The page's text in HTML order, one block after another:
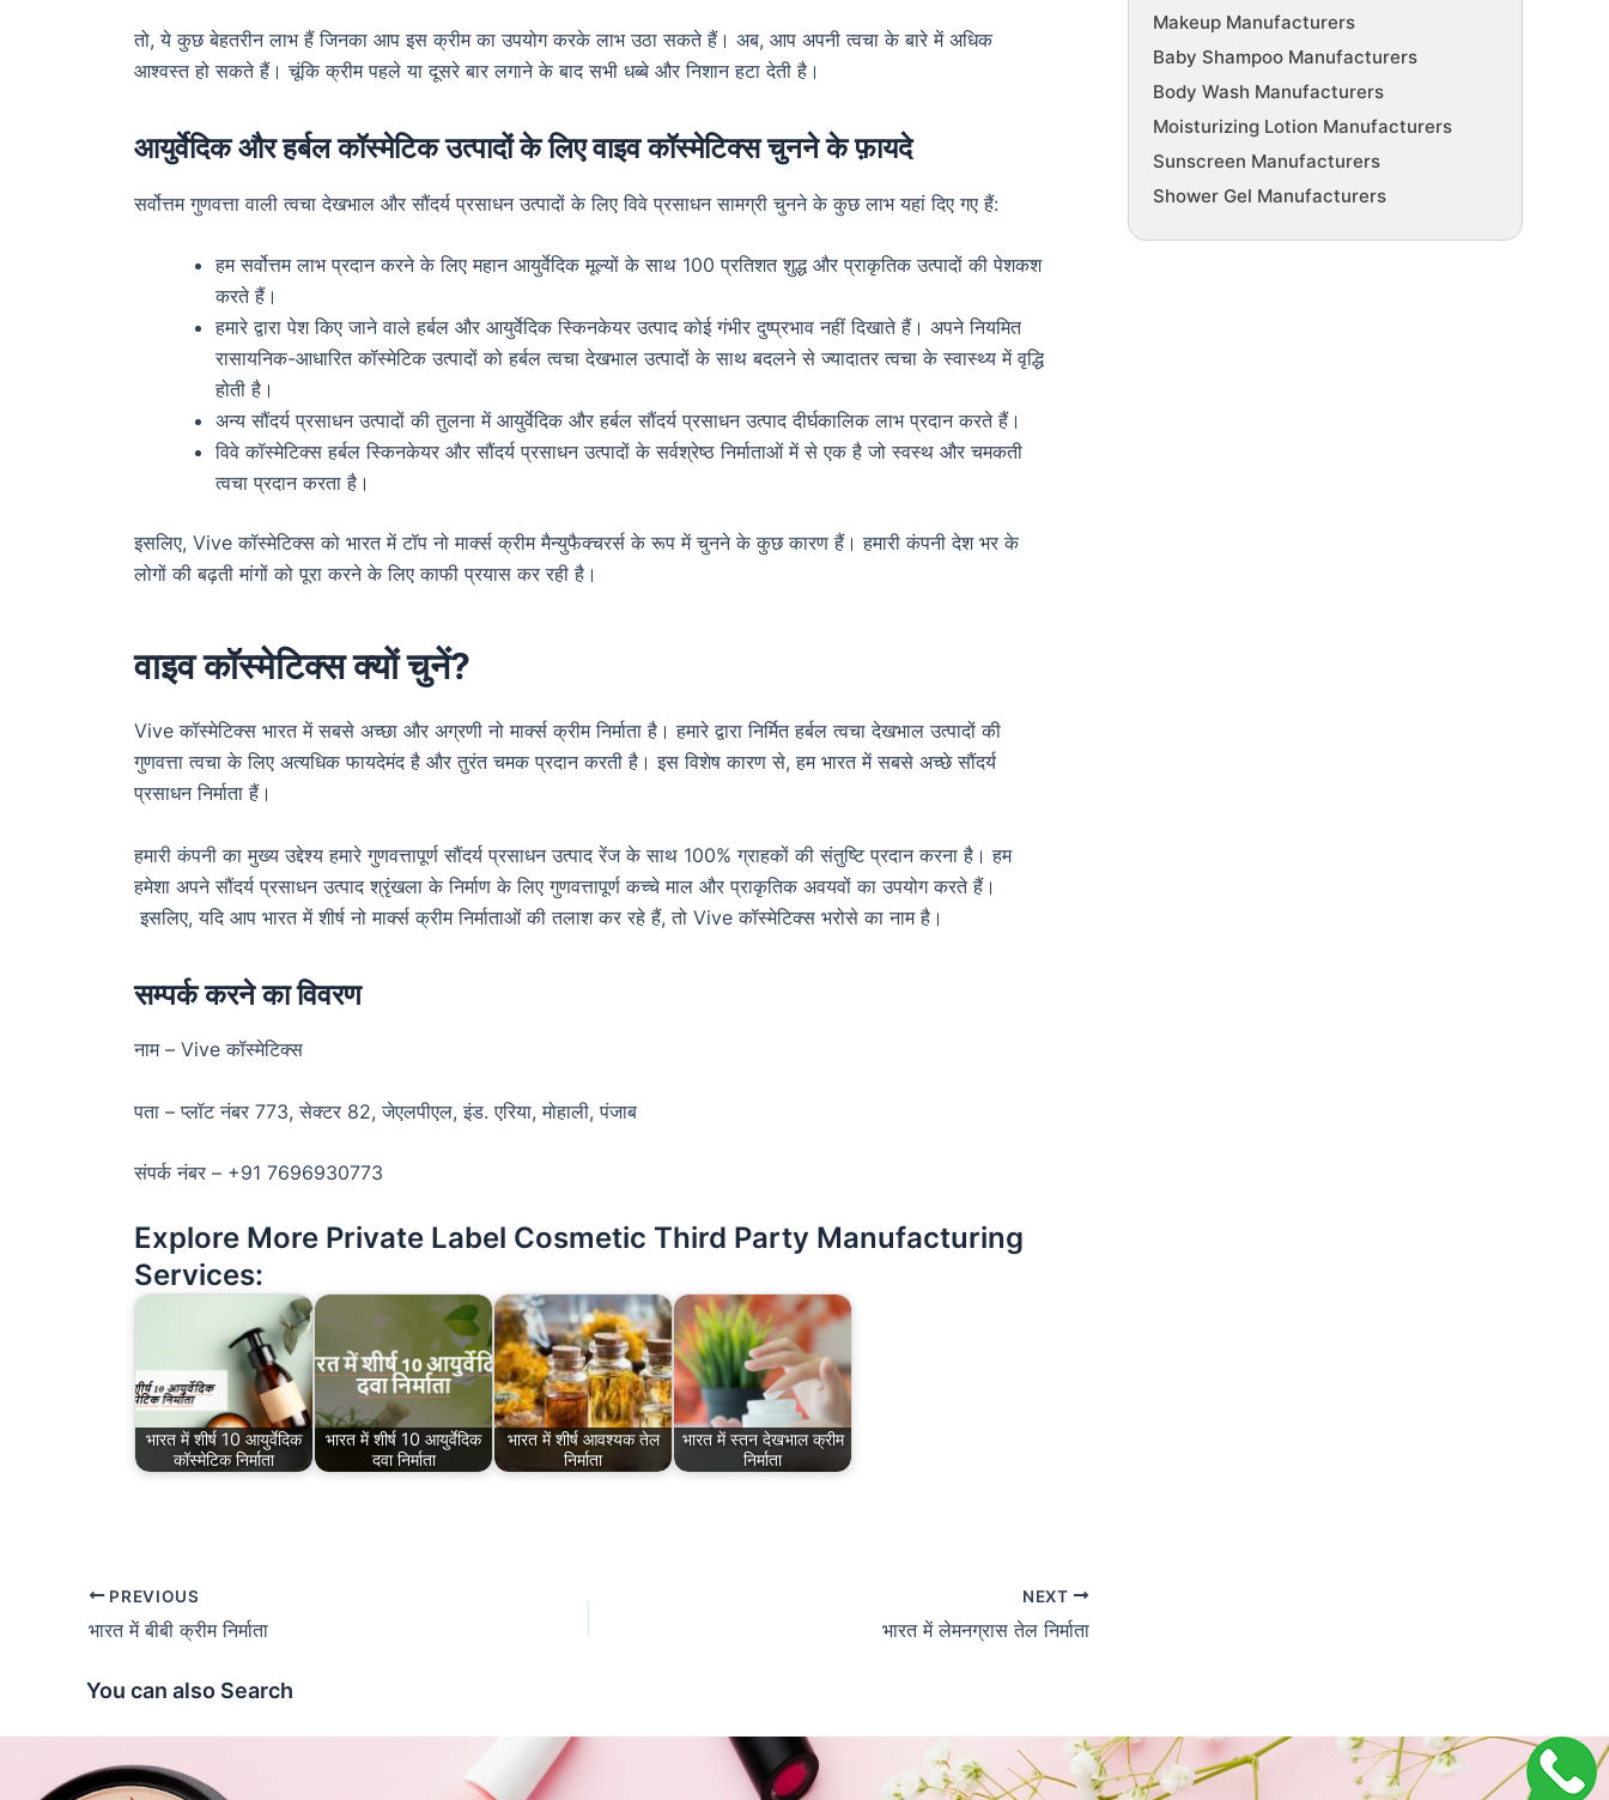
तो, ये कुछ बेहतरीन लाभ हैं जिनका आप इस क्रीम का उपयोग करके लाभ उठा सकते हैं। अब, आप अपनी त्वचा के बारे में अधिक
आश्वस्त हो सकते हैं। चूंकि क्रीम पहले या दूसरे बार लगाने के बाद सभी धब्बे और निशान हटा देती है।
आयुर्वेदिक और हर्बल कॉस्मेटिक उत्पादों के लिए वाइव कॉस्मेटिक्स चुनने के फ़ायदे
सर्वोत्तम गुणवत्ता वाली त्वचा देखभाल और सौंदर्य प्रसाधन उत्पादों के लिए विवे प्रसाधन सामग्री चुनने के कुछ लाभ यहां दिए गए हैं:
हम सर्वोत्तम लाभ प्रदान करने के लिए महान आयुर्वेदिक मूल्यों के साथ 100 प्रतिशत शुद्ध और प्राकृतिक उत्पादों की पेशकश
करते हैं।
हमारे द्वारा पेश किए जाने वाले हर्बल और आयुर्वेदिक स्किनकेयर उत्पाद कोई गंभीर दुष्प्रभाव नहीं दिखाते हैं। अपने नियमित
रासायनिक-आधारित कॉस्मेटिक उत्पादों को हर्बल त्वचा देखभाल उत्पादों के साथ बदलने से ज्यादातर त्वचा के स्वास्थ्य में वृद्धि
होती है।
अन्य सौंदर्य प्रसाधन उत्पादों की तुलना में आयुर्वेदिक और हर्बल सौंदर्य प्रसाधन उत्पाद दीर्घकालिक लाभ प्रदान करते हैं।
विवे कॉस्मेटिक्स हर्बल स्किनकेयर और सौंदर्य प्रसाधन उत्पादों के सर्वश्रेष्ठ निर्माताओं में से एक है जो स्वस्थ और चमकती
त्वचा प्रदान करता है।
इसलिए, Vive कॉस्मेटिक्स को भारत में टॉप नो मार्क्स क्रीम मैन्युफैक्चरर्स के रूप में चुनने के कुछ कारण हैं। हमारी कंपनी देश भर के
लोगों की बढ़ती मांगों को पूरा करने के लिए काफी प्रयास कर रही है।
वाइव कॉस्मेटिक्स क्यों चुनें?
Vive कॉस्मेटिक्स भारत में सबसे अच्छा और अग्रणी नो मार्क्स क्रीम निर्माता है। हमारे द्वारा निर्मित हर्बल त्वचा देखभाल उत्पादों की
गुणवत्ता त्वचा के लिए अत्यधिक फायदेमंद है और तुरंत चमक प्रदान करती है। इस विशेष कारण से, हम भारत में सबसे अच्छे सौंदर्य
प्रसाधन निर्माता हैं।
हमारी कंपनी का मुख्य उद्देश्य हमारे गुणवत्तापूर्ण सौंदर्य प्रसाधन उत्पाद रेंज के साथ 100% ग्राहकों की संतुष्टि प्रदान करना है। हम
हमेशा अपने सौंदर्य प्रसाधन उत्पाद श्रृंखला के निर्माण के लिए गुणवत्तापूर्ण कच्चे माल और प्राकृतिक अवयवों का उपयोग करते हैं।
इसलिए, यदि आप भारत में शीर्ष नो मार्क्स क्रीम निर्माताओं की तलाश कर रहे हैं, तो Vive कॉस्मेटिक्स भरोसे का नाम है।
सम्पर्क करने का विवरण
नाम – Vive कॉस्मेटिक्स
पता – प्लॉट नंबर 773, सेक्टर 82, जेएलपीएल, इंड. एरिया, मोहाली, पंजाब
संपर्क नंबर – +91 7696930773
Explore More Private Label Cosmetic Third Party Manufacturing
Services:
भारत में शीर्ष 10 आयुर्वेदिक
कॉस्मेटिक निर्माता
भारत में शीर्ष 10 आयुर्वेदिक
दवा निर्माता
भारत में शीर्ष आवश्यक तेल
निर्माता
भारत में स्तन देखभाल क्रीम
निर्माता
PREVIOUS
भारत में बीबी क्रीम निर्माता
NEXT
भारत में लेमनग्रास तेल निर्माता
You can also Search
Makeup Manufacturers
Baby Shampoo Manufacturers
Body Wash Manufacturers
Moisturizing Lotion Manufacturers
Sunscreen Manufacturers
Shower Gel Manufacturers